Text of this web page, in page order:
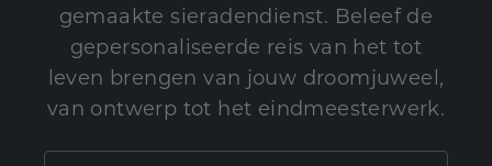
gemaakte sieradendienst. Beleef de
gepersonaliseerde reis van het tot
leven brengen van jouw droomjuweel,
van ontwerp tot het eindmeesterwerk.